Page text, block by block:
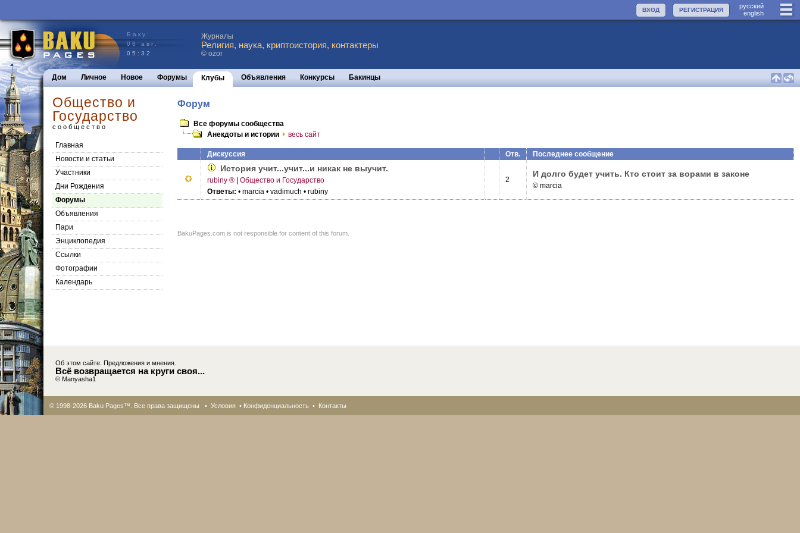
руccкий
english
РЕГИСТРАЦИЯ
ВХОД
Баку:
08 авг.
05:32
Журналы
Религия, наука, криптоистория, контактеры
© ozor
Дом Личное Новое Форумы Клубы Объявления Конкурсы Бакинцы
Общество и
Государство
сообщество
Главная
Новости и статьи
Участники
Дни Рождения
Форумы
Объявления
Пари
Энциклопедия
Cсылки
Фотографии
Календарь
Форум
Все форумы сообщества
Анекдоты и истории
весь сайт
Дискуссия Отв. Последнее сообщение
История учит...­учит...и никак не выучит.
rubiny ®
Общество и Государство
Ответы: • marcia • vadimuch • rubiny
2
И долго будет учить. Кто стоит за ворами в законе
© marcia
BakuPages.com is not responsible for content of this forum.
Об этом сайте. Предложения и мнения.
Всё возвращается на круги своя...
© Manyasha1
© 1998-2026 Baku Pages™. Все права защищены • Условия • Конфиденциальность • Контакты